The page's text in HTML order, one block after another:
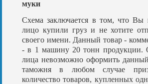
муки
Схема заключается в том, что Вы
лицо купили груз и не хотите
своего имени. Данный товар -
- в 1 машину 20 тонн продукции.
лица невозможно оформить
таможня в любом случае
количество товаров, купленных